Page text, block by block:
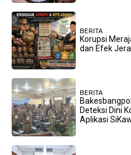
BERITA
Korupsi
dan Efek
BERITA
Deteksi Dini
Aplikasi